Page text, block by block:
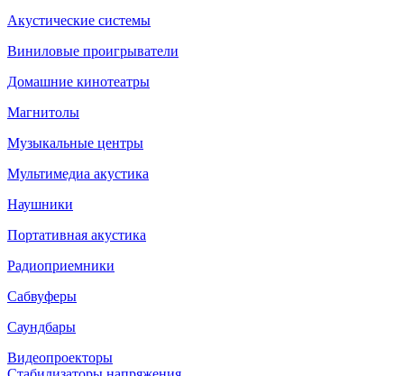
Акустические системы
Виниловые проигрыватели
Домашние кинотеатры
Магнитолы
Музыкальные центры
Мультимедиа акустика
Наушники
Портативная акустика
Радиоприемники
Сабвуферы
Саундбары
Видеопроекторы